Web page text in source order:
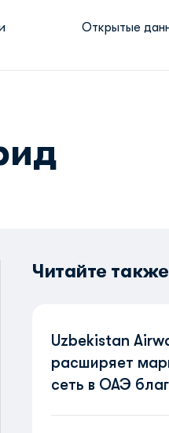
Открытые
Читайте также
Uzbekistan
расширяет
сеть в ОАЭ